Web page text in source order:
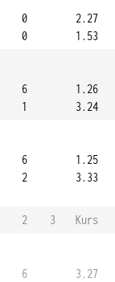
0
0
2.27
1.53
6
1
1.26
3.24
6
2
1.25
3.33
2 3
Kurs
6
3.27